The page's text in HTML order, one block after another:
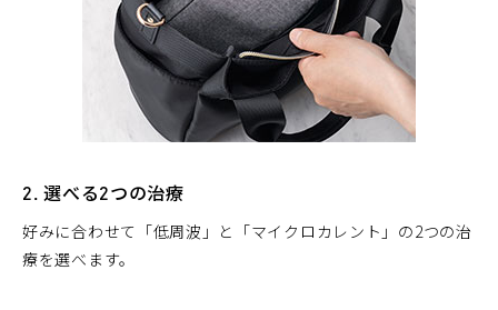
2. 選べる2つの治療
好みに合わせて「低周波」と「マイクロカレント」の2つの治
療を選べます。